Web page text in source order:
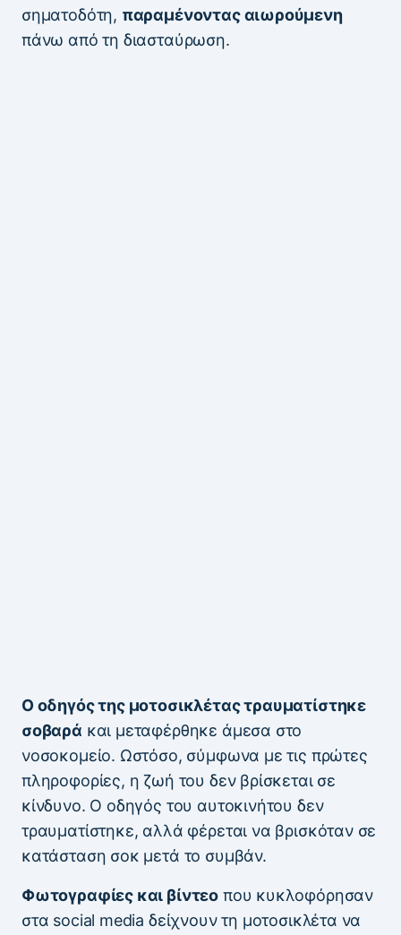
σηματοδότη, παραμένοντας αιωρούμενη
πάνω από τη διασταύρωση.
Ο οδηγός της μοτοσικλέτας τραυματίστηκε
σοβαρά και μεταφέρθηκε άμεσα στο
νοσοκομείο. Ωστόσο, σύμφωνα με τις πρώτες
πληροφορίες, η ζωή του δεν βρίσκεται σε
κίνδυνο. Ο οδηγός του αυτοκινήτου δεν
τραυματίστηκε, αλλά φέρεται να βρισκόταν σε
κατάσταση σοκ μετά το συμβάν.
Φωτογραφίες και βίντεο που κυκλοφόρησαν
στα social media δείχνουν τη μοτοσικλέτα να